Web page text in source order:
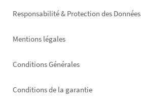
Responsabilité & Protection des Données
Mentions légales
Conditions Générales
Conditions de la garantie